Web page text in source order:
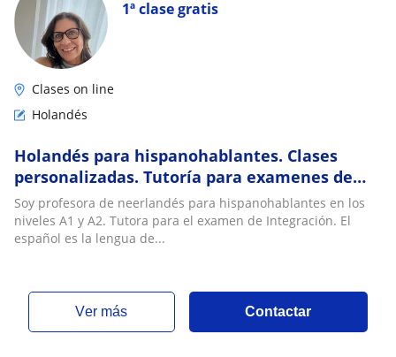
1ª clase gratis
Clases on line
Holandés
Holandés para hispanohablantes. Clases
personalizadas. Tutoría para examenes de
integración
Soy profesora de neerlandés para hispanohablantes en los
niveles A1 y A2. Tutora para el examen de Integración. El
español es la lengua de...
ver más Contactar